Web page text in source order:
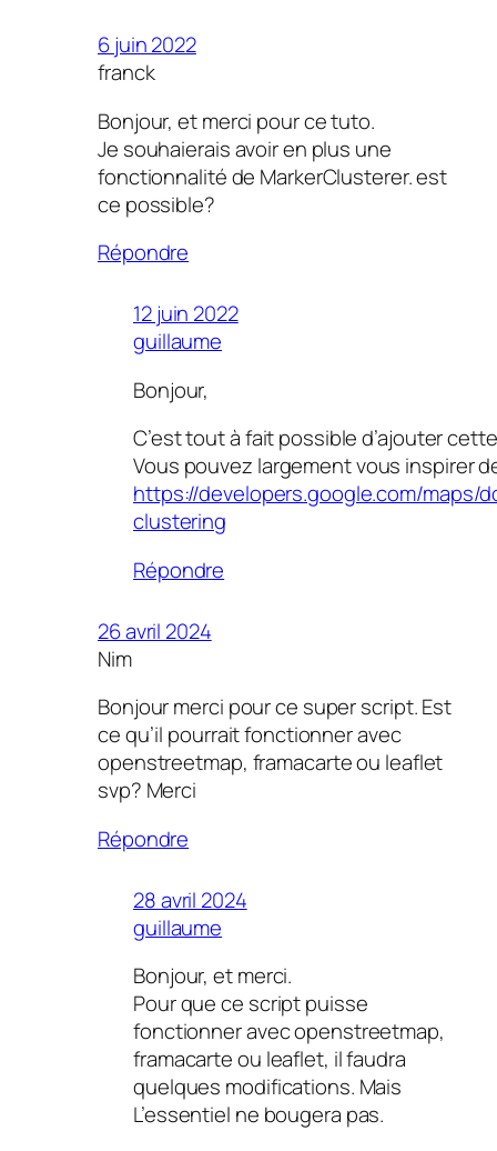
6 juin 2022
franck
Bonjour, et merci pour ce tuto.
Je souhaierais avoir en plus une
fonctionnalité de MarkerClusterer. est
ce possible?
Répondre
12 juin 2022
guillaume
Bonjour,
C’est tout à fait possible d’ajouter
Vous pouvez largement vous inspirer
https://developers.google.com/maps/
clustering
Répondre
26 avril 2024
Nim
Bonjour merci pour ce super script. Est
ce qu’il pourrait fonctionner avec
openstreetmap, framacarte ou leaflet
svp? Merci
Répondre
28 avril 2024
guillaume
Bonjour, et merci.
Pour que ce script puisse
fonctionner avec openstreetmap,
framacarte ou leaflet, il faudra
quelques modifications. Mais
L’essentiel ne bougera pas.